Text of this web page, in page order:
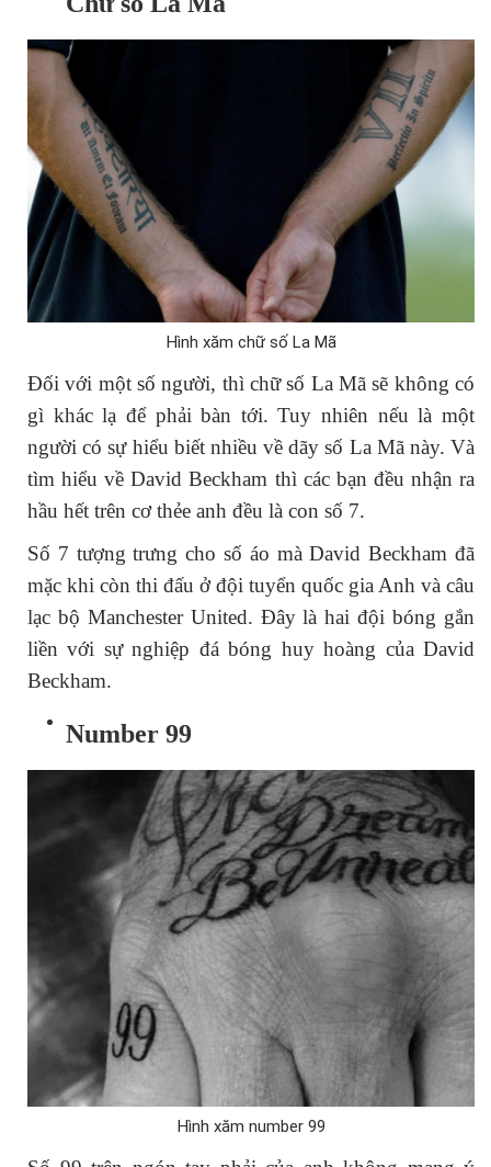
Hình xăm chữ số La Mã
Đối với một số người, thì chữ số La Mã sẽ không có
gì khác lạ để phải bàn tới. Tuy nhiên nếu là một
người có sự hiểu biết nhiều về dãy số La Mã này. Và
tìm hiểu về David Beckham thì các bạn đều nhận ra
hầu hết trên cơ thẻe anh đều là con số 7.
Số 7 tượng trưng cho số áo mà David Beckham đã
mặc khi còn thi đấu ở đội tuyển quốc gia Anh và câu
lạc bộ Manchester United. Đây là hai đội bóng gắn
liền với sự nghiệp đá bóng huy hoàng của David
Beckham.
Number 99
Hình xăm number 99